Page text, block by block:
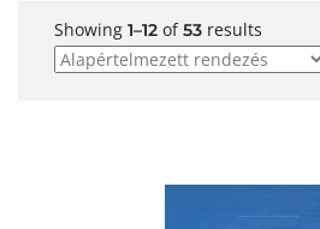
Showing 1–12 of53 results